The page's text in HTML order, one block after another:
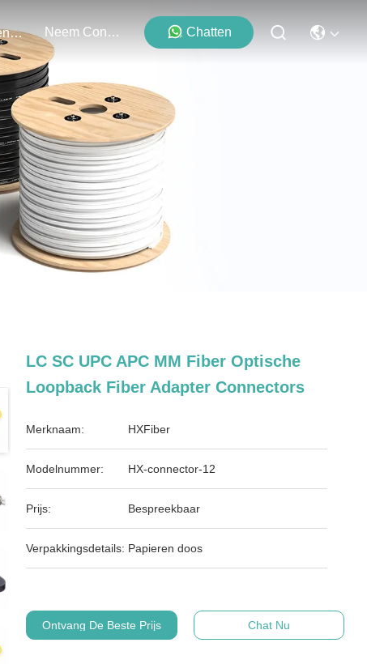
Evenementen Neem Contact Met Ons Op Chatten
LC SC UPC APC MM Fiber Optische
Loopback Fiber Adapter Connectors
Merknaam: HXFiber
Modelnummer: HX-connector-12
Prijs: Bespreekbaar
Verpakkingsdetails: Papieren doos
Ontvang De Beste Prijs Chat Nu